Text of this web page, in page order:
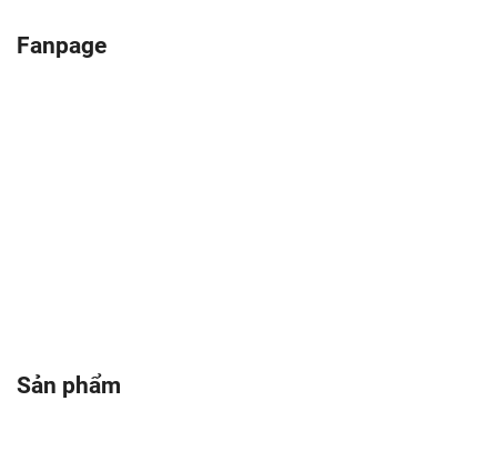
Fanpage
Sản phẩm